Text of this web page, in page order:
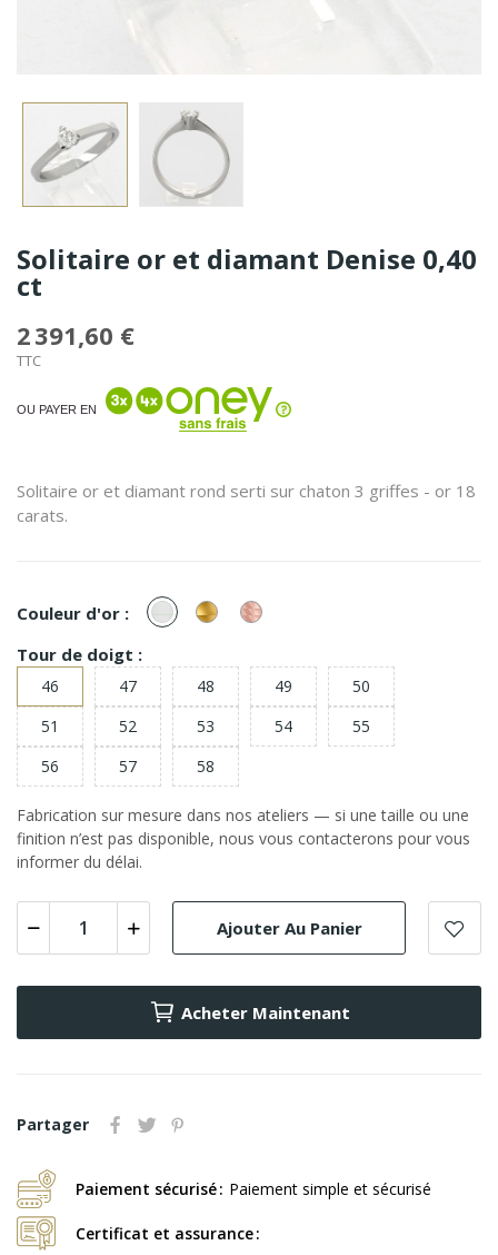
Solitaire or et diamant Denise 0,40
ct
2 391,60 €
TTC
OU PAYER EN
Solitaire or et diamant rond serti sur chaton 3 griffes - or 18
carats.
Couleur d'or : or
Blanc
or
Jaune
or
Rose
Tour de doigt :
46 47 48 49
50
51
52 53 54
55
56
57 58
Fabrication sur mesure dans nos ateliers — si une taille ou une
finition n’est pas disponible, nous vous contacterons pour vous
informer du délai.
Ajouter Au Panier
Acheter Maintenant
Partager
Paiement sécurisé Paiement simple et sécurisé
Certificat et assurance